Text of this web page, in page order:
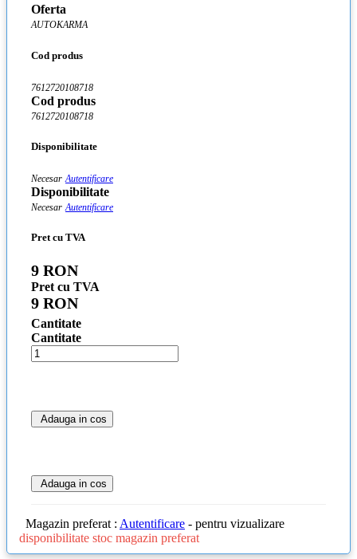
Oferta
AUTOKARMA
Cod produs
7612720108718
Cod produs
7612720108718
Disponibilitate
Necesar Autentificare
Disponibilitate
Necesar Autentificare
Pret cu TVA
9 RON
Pret cu TVA
9 RON
Cantitate
Cantitate
Adauga in cos
Adauga in cos
Magazin preferat : Autentificare - pentru vizualizare
disponibilitate stoc magazin preferat